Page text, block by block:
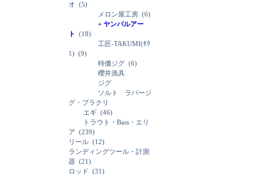
オ (5)
メロン屋工房 (6)
+ ヤンバルアー
ト
(18)
工匠-TAKUMI(ﾀｸ
ﾐ) (9)
特価ジグ (6)
櫻井漁具
ジグ
ソルト ラバージ
グ・ブラクリ
エギ (46)
トラウト・Bass・エリ
ア (239)
リール (12)
ランディングツール・計測
器 (21)
ロッド (31)